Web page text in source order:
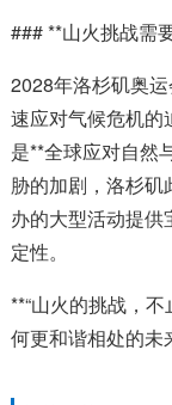
### **山火挑战需
2028年洛杉矶奥
速应对气候危机的
是**全球应对自然
胁的加剧，洛杉
办的大型活动提
定性。
**“山火的挑战，
何更和谐相处的未